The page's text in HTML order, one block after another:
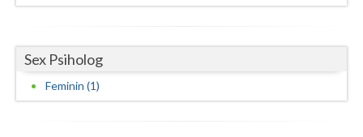
Sex Psiholog
Feminin (1)